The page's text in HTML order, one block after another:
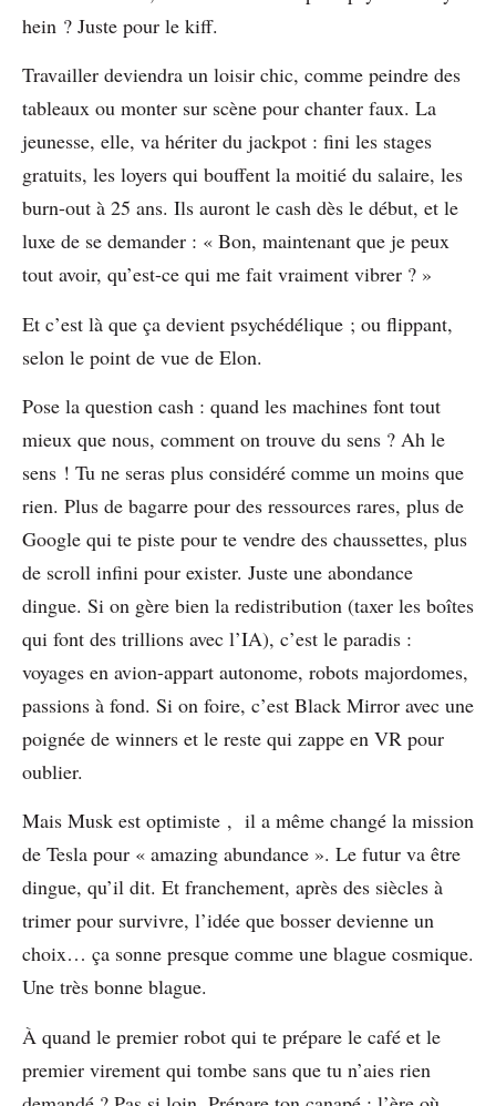
hein ? Juste pour le kiff.
Travailler deviendra un loisir chic, comme peindre des
tableaux ou monter sur scène pour chanter faux. La
jeunesse, elle, va hériter du jackpot : fini les stages
gratuits, les loyers qui bouffent la moitié du salaire, les
burn-out à 25 ans. Ils auront le cash dès le début, et le
luxe de se demander : « Bon, maintenant que je peux
tout avoir, qu’est-ce qui me fait vraiment vibrer ? »
Et c’est là que ça devient psychédélique ; ou flippant,
selon le point de vue de Elon.
Pose la question cash : quand les machines font tout
mieux que nous, comment on trouve du sens ? Ah le
sens ! Tu ne seras plus considéré comme un moins que
rien. Plus de bagarre pour des ressources rares, plus de
Google qui te piste pour te vendre des chaussettes, plus
de scroll infini pour exister. Juste une abondance
dingue. Si on gère bien la redistribution (taxer les boîtes
qui font des trillions avec l’IA), c’est le paradis :
voyages en avion-appart autonome, robots majordomes,
passions à fond. Si on foire, c’est Black Mirror avec une
poignée de winners et le reste qui zappe en VR pour
oublier.
Mais Musk est optimiste , il a même changé la mission
de Tesla pour « amazing abundance ». Le futur va être
dingue, qu’il dit. Et franchement, après des siècles à
trimer pour survivre, l’idée que bosser devienne un
choix… ça sonne presque comme une blague cosmique.
Une très bonne blague.
À quand le premier robot qui te prépare le café et le
premier virement qui tombe sans que tu n’aies rien